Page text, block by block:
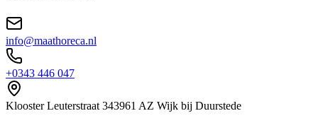
info@maathoreca.nl
+0343 446 047
Klooster Leuterstraat 343961 AZ Wijk bij Duurstede